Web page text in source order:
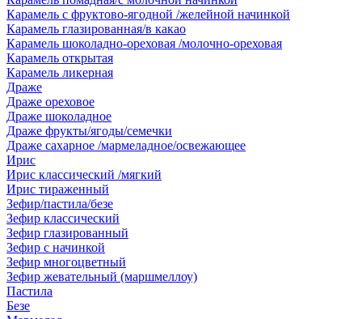
Карамель с фруктово-ягодной /желейной начинкой
Карамель глазированная/в какао
Карамель шоколадно-ореховая /молочно-ореховая
Карамель открытая
Карамель ликерная
Драже
Драже ореховое
Драже шоколадное
Драже фрукты/ягоды/семечки
Драже сахарное /мармеладное/освежающее
Ирис
Ирис классический /мягкий
Ирис тираженный
Зефир/пастила/безе
Зефир классический
Зефир глазированный
Зефир с начинкой
Зефир многоцветный
Зефир жевательный (маршмеллоу)
Пастила
Безе